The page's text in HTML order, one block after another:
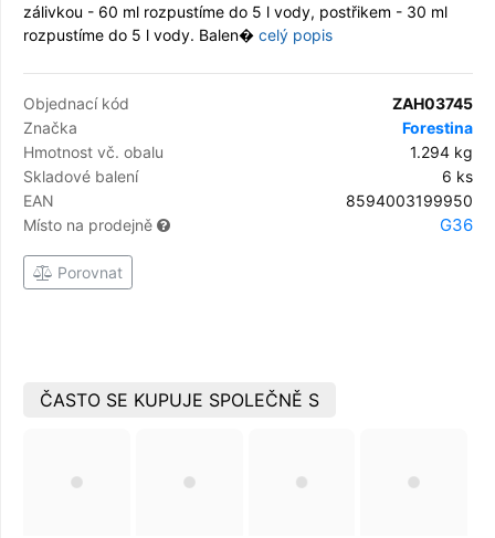
zálivkou - 60 ml rozpustíme do 5 l vody, postřikem - 30 ml
rozpustíme do 5 l vody. Balen� celý popis
Objednací kód
ZAH03745
Značka
Forestina
Hmotnost vč. obalu
1.294 kg
Skladové balení
6 ks
EAN
8594003199950
Místo na prodejně
G36
Porovnat
ČASTO SE KUPUJE SPOLEČNĚ S